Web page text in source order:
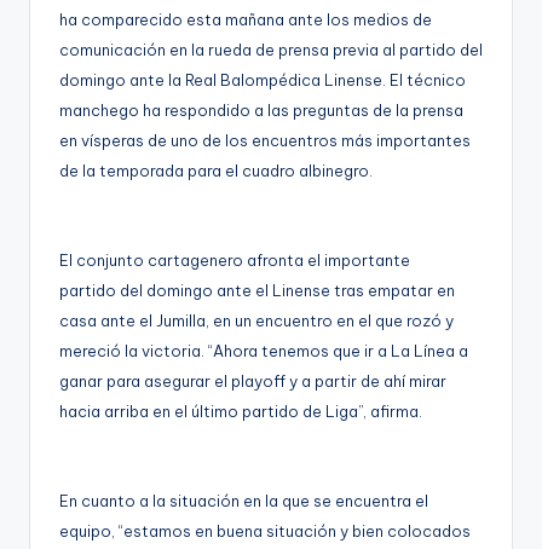
ha comparecido esta mañana ante los medios de
comunicación en la rueda de prensa previa al partido del
domingo ante la Real Balompédica Linense. El técnico
manchego ha respondido a las preguntas de la prensa
en vísperas de uno de los encuentros más importantes
de la temporada para el cuadro albinegro.
El conjunto cartagenero afronta el importante
partido del domingo ante el Linense tras empatar en
casa ante el Jumilla, en un encuentro en el que rozó y
mereció la victoria. “Ahora tenemos que ir a La Línea a
ganar para asegurar el playoff y a partir de ahí mirar
hacia arriba en el último partido de Liga”, afirma.
En cuanto a la situación en la que se encuentra el
equipo, “estamos en buena situación y bien colocados